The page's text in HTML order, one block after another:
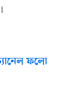
ফলো